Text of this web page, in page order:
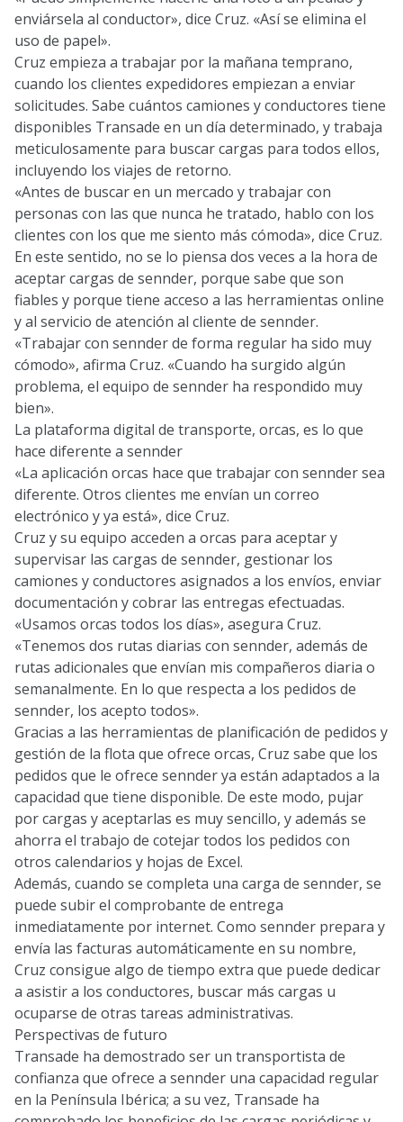
enviársela al conductor», dice Cruz. «Así se elimina el
uso de papel».
Cruz empieza a trabajar por la mañana temprano,
cuando los clientes expedidores empiezan a enviar
solicitudes. Sabe cuántos camiones y conductores tiene
disponibles Transade en un día determinado, y trabaja
meticulosamente para buscar cargas para todos ellos,
incluyendo los viajes de retorno.
«Antes de buscar en un mercado y trabajar con
personas con las que nunca he tratado, hablo con los
clientes con los que me siento más cómoda», dice Cruz.
En este sentido, no se lo piensa dos veces a la hora de
aceptar cargas de sennder, porque sabe que son
fiables y porque tiene acceso a las herramientas online
y al servicio de atención al cliente de sennder.
«Trabajar con sennder de forma regular ha sido muy
cómodo», afirma Cruz. «Cuando ha surgido algún
problema, el equipo de sennder ha respondido muy
bien».
La plataforma digital de transporte, orcas, es lo que
hace diferente a sennder
«La aplicación orcas hace que trabajar con sennder sea
diferente. Otros clientes me envían un correo
electrónico y ya está», dice Cruz.
Cruz y su equipo acceden a orcas para aceptar y
supervisar las cargas de sennder, gestionar los
camiones y conductores asignados a los envíos, enviar
documentación y cobrar las entregas efectuadas.
«Usamos orcas todos los días», asegura Cruz.
«Tenemos dos rutas diarias con sennder, además de
rutas adicionales que envían mis compañeros diaria o
semanalmente. En lo que respecta a los pedidos de
sennder, los acepto todos».
Gracias a las herramientas de planificación de pedidos y
gestión de la flota que ofrece orcas, Cruz sabe que los
pedidos que le ofrece sennder ya están adaptados a la
capacidad que tiene disponible. De este modo, pujar
por cargas y aceptarlas es muy sencillo, y además se
ahorra el trabajo de cotejar todos los pedidos con
otros calendarios y hojas de Excel.
Además, cuando se completa una carga de sennder, se
puede subir el comprobante de entrega
inmediatamente por internet. Como sennder prepara y
envía las facturas automáticamente en su nombre,
Cruz consigue algo de tiempo extra que puede dedicar
a asistir a los conductores, buscar más cargas u
ocuparse de otras tareas administrativas.
Perspectivas de futuro
Transade ha demostrado ser un transportista de
confianza que ofrece a sennder una capacidad regular
en la Península Ibérica; a su vez, Transade ha